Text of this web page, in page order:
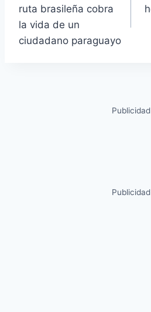
ruta brasileña cobra
la vida de un
ciudadano paraguayo
Publicidad
Publicidad